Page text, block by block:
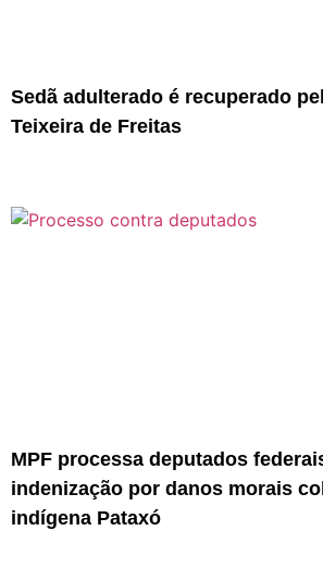
Sedã adulterado é recuperado
Teixeira de Freitas
MPF processa deputados
indenização por danos morais
indígena Pataxó